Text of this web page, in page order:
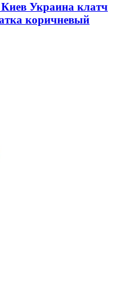
Украина клатч
коричневый